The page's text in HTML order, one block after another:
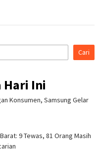
Cari
Hari Ini
Konsumen, Samsung Gelar
9 Tewas, 81 Orang Masih